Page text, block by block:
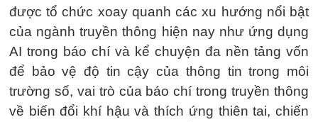
được tổ chức xoay quanh các xu hướng nổi bật
của ngành truyền thông hiện nay như ứng dụng
AI trong báo chí và kể chuyện đa nền tảng vốn
để bảo vệ độ tin cậy của thông tin trong môi
trường số, vai trò của báo chí trong truyền thông
về biến đổi khí hậu và thích ứng thiên tai, chiến